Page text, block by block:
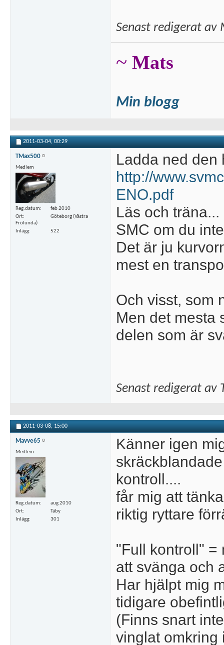
Senast redigerat av
~ Mats
Min blogg
2011-03-04, 00:29
TMax500
Medlem
Reg.datum
feb 2010
Ort
Göteborg (Västra
Frölunda)
Inlägg
522
Ladda ned den
http://
ENO.pdf
Läs och
SMC om du
Det är ju
mest en
Och visst, som
Men det mesta
delen som är
Senast redigerat av
2011-03-08, 15:00
Mavve65
Medlem
Reg.datum
aug 2010
Ort
Täby
Inlägg
301
Känner igen
kontroll....
får mig att
riktig ryttare
"Full kontroll" =
att svänga och
Har hjälpt mig
tidigare
(Finns snart
vinglat omkring